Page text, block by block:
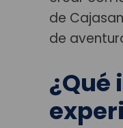
de
de
¿Qué